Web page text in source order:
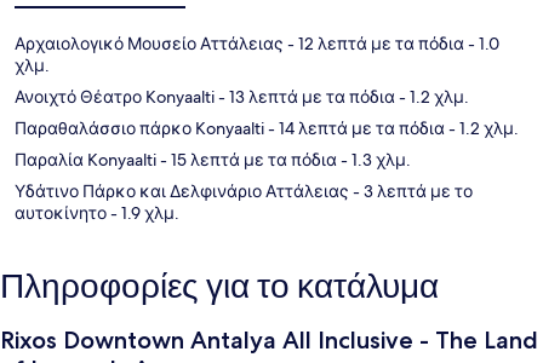
Αρχαιολογικό Μουσείο Αττάλειας - 12 λεπτά με τα πόδια- 1.0
χλμ.
Ανοιχτό Θέατρο Konyaalti- 13 λεπτά με τα πόδια- 1.2 χλμ.
Παραθαλάσσιο πάρκο Konyaalti- 14 λεπτά με τα πόδια- 1.2 χλμ.
Παραλία Konyaalti- 15 λεπτά με τα πόδια- 1.3 χλμ.
Υδάτινο Πάρκο και Δελφινάριο Αττάλειας - 3 λεπτά με το
αυτοκίνητο- 1.9 χλμ.
Πληροφορίες για το κατάλυμα
Rixos Downtown Antalya All Inclusive - The Land